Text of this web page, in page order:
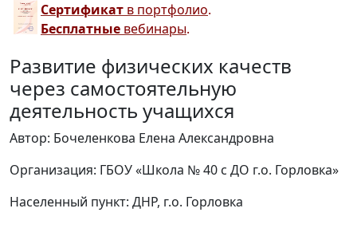
Сертификат в портфолио.
Бесплатные вебинары.
Развитие физических качеств
через самостоятельную
деятельность учащихся
Автор: Бочеленкова Елена Александровна
Организация: ГБОУ «Школа № 40 с ДО г.о. Горловка»
Населенный пункт: ДНР, г.о. Горловка